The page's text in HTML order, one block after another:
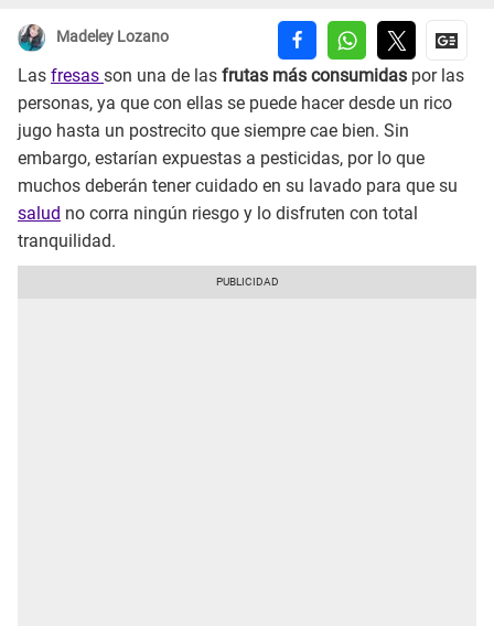
Madeley Lozano
Las fresas son una de las frutas más consumidas por las
personas, ya que con ellas se puede hacer desde un rico
jugo hasta un postrecito que siempre cae bien. Sin
embargo, estarían expuestas a pesticidas, por lo que
muchos deberán tener cuidado en su lavado para que su
salud no corra ningún riesgo y lo disfruten con total
tranquilidad.